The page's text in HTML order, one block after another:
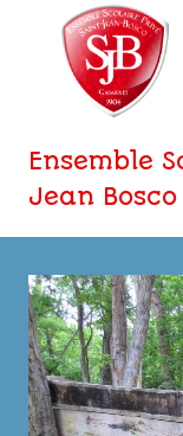
contenu
Ensemble
Jean Bosco